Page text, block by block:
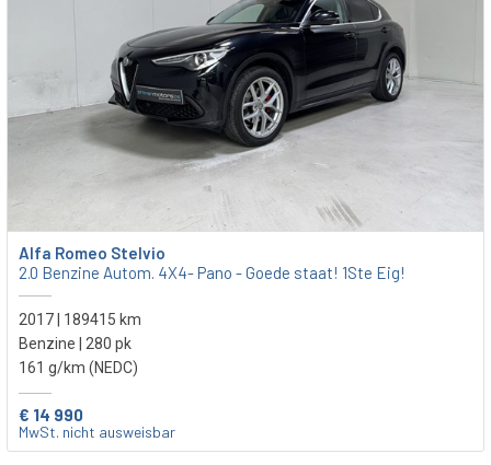
Alfa Romeo Stelvio
2.0 Benzine Autom. 4X4- Pano - Goede staat! 1Ste Eig!
2017 | 189415 km
Benzine | 280 pk
161 g/km (NEDC)
€ 14 990
MwSt. nicht ausweisbar